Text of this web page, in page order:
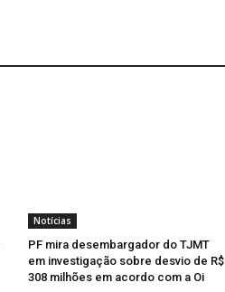
Notícias
PF mira desembargador do TJMT
em investigação sobre desvio de R$
308 milhões em acordo com a Oi